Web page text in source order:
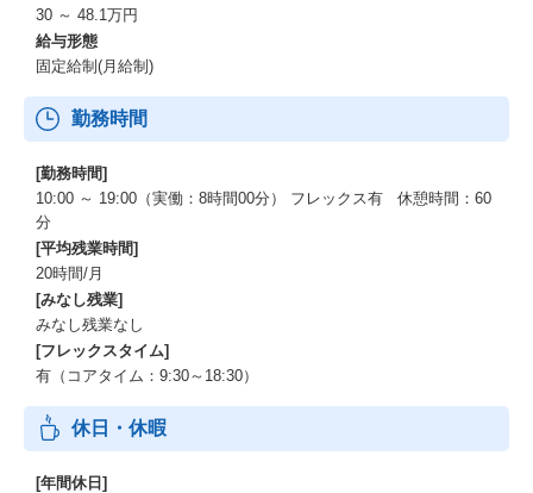
30 ～ 48.1万円
給与形態
固定給制(月給制)
勤務時間
[勤務時間]
10:00 ～ 19:00（実働：8時間00分） フレックス有 休憩時間：60
分
[平均残業時間]
20時間/月
[みなし残業]
みなし残業なし
[フレックスタイム]
有（コアタイム：9:30～18:30）
休日・休暇
[年間休日]